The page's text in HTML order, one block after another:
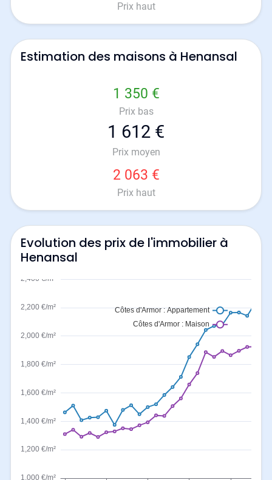
Prix haut
Estimation des maisons à Henansal
1 350 €
Prix bas
1 612 €
Prix moyen
2 063 €
Prix haut
Evolution des prix de l'immobilier à
Henansal